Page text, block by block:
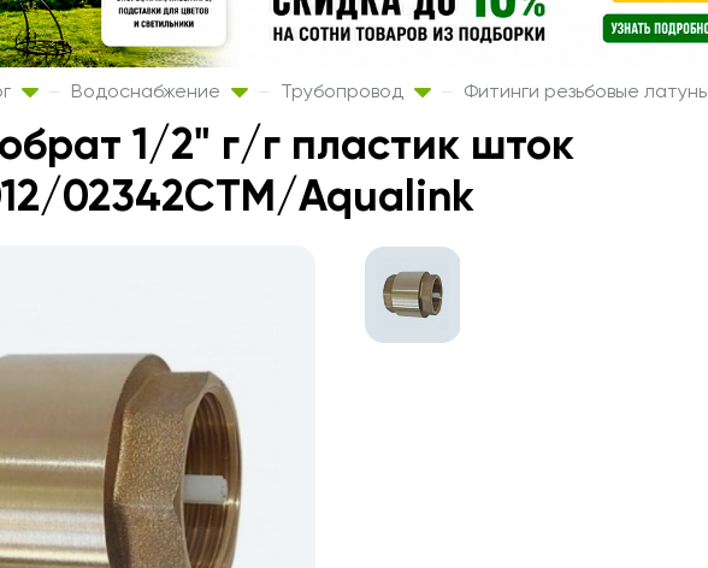
Водоснабжение Трубопровод Фитинги резьбовые латунь
1/2" г/г пластик шток
02342СТМ/Aqualink